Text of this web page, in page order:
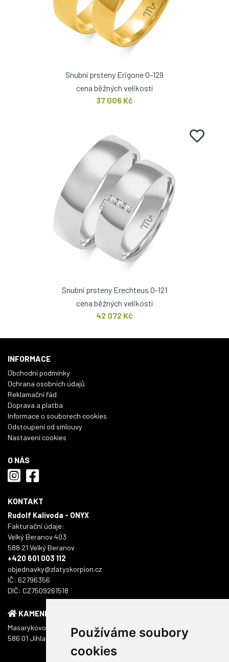
Používáme soubory
cookies
Snubní prsteny Erigone O-129
cena běžných velikostí
37 006 Kč
Snubní prsteny Erechteus O-121
cena běžných velikostí
42 072 Kč
INFORMACE
Obchodní podmínky
Ochrana osobních údajů
Reklamační řád
Doprava a platba
Informace o souborech cookies
Odstoupení od smlouvy
Nastavení cookies
O NÁS
KONTAKT
Rudolf Kalivoda - ONYX
Fakturační údaje:
Velký Beranov 403
588 21 Velký Beranov
+420 601 003 112
objednavky@zlatyskorpion.cz
IČ: 62796356
DIČ: CZ7509261518
KAMENNÁ PRODEJNA
Masarykovo náměstí 1217/51
586 01 Jihlava